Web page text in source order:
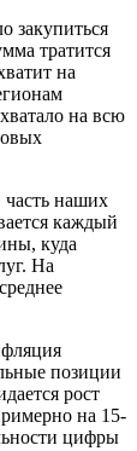
закупиться
тратится
на
на всю
часть наших
каждый
куда
На
позиции
рост
на 15-
цифры